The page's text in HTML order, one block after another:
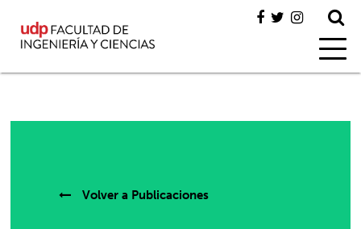
Volver a Publicaciones